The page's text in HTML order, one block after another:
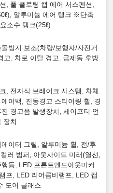
, 풀 플로팅 캡 에어 서스펜션,
알루미늄 에어 탱크 ※단축
소수 탱크(25ℓ)
방지 보조(차량/보행자/자전거
고, 차로 이탈 경고, 급제동 후방
, 전자식 브레이크 시스템, 차체
어백, 진동경고 스티어링 휠, 경
경고음 발생장치, 세이프티 언
장치
이터 그릴, 알루미늄 휠, 전/후
러 범퍼, 아웃사이드 미러(열선,
등, LED 프론트엔드아웃마커
프, LED 리어콤비램프, LED 캡
도어 글래스